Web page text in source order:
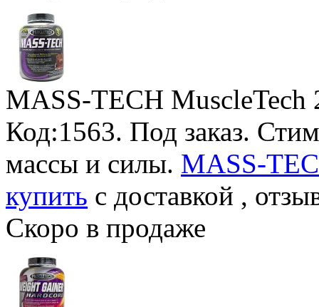
MASS-TECH MuscleTech
Код:1563. Под заказ.
массы и силы. MASS-
купить с доставкой ,
Скоро в продаже